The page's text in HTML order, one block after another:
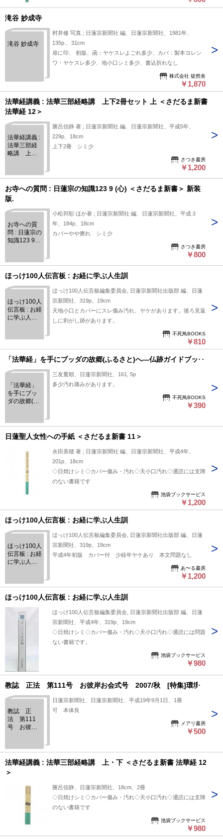
滝谷 妙成寺
滝谷 妙成寺
村井修 写真 ; 日蓮宗新聞社 編、日蓮宗新聞社、1981年、
135p.、31cm
扉に印、 初版、函：ヤケスレよごれ多少、カバ：製本ヨレシ
ワ・ヤケスレ多少、地小口シミ多少、書込折れなし
株式会社 徒然舎
￥1,870
法華経講義 : 法華三部経略講 上下2冊セット 上 ＜さだるま新書
法華経 12＞
法華経講義 :
法華三部経
略講 上下2
新書 法華経
12＞
勝呂信静 著 ; 日蓮宗新聞社 編、日蓮宗新聞社、平成5年、
229p、18cm
上下2冊 シミ少
さつき書房
￥1,200
お寺への質問 : 日蓮宗の知識123 9 (心) ＜さだるま新書＞ 新装
版.
お寺への質
問 : 日蓮宗の
知識123 9
新装版.
小松邦彰 ほか著 ; 日蓮宗新聞社 編、日蓮宗新聞社、平成３
年、184p、18cm
カバーやや擦れ シミ少
さつき書房
￥800
ほっけ100人伝言板 : お経に学ぶ人生訓
ほっけ100人
伝言板 : お経
に学ぶ人生
ほっけ100人伝言板編集委員会, 日蓮宗新聞社出版部 編、日蓮
宗新聞社、319p、19cm
天地小口とカバーにスレ傷み汚れ、ヤケがあります。後ろ見返
しに剥がし跡があります。
不死鳥BOOKS
￥810
「法華経」を手にブッダの故郷(ふるさと)へ―仏跡ガイドブック
「法華経」
を手にブッ
ダの故郷(ふ
ブック
三友量順、日蓮宗新聞社、161, 5p
多少汚れ痛みがあります。
不死鳥BOOKS
￥390
日蓮聖人女性への手紙 ＜さだるま新書 11＞
永田美穂 著 ; 日蓮宗新聞社 編、日蓮宗新聞社、平成4年、
201p、18cm
◇日焼けシミ◇カバー傷み・汚れ◇天小口汚れ◇通読には支障
のない書籍です
池袋ブックサービス
￥1,200
ほっけ100人伝言板 : お経に学ぶ人生訓
ほっけ100人
伝言板 : お経
に学ぶ人生
ほっけ100人伝言板編集委員会, 日蓮宗新聞社出版部 編、日蓮
宗新聞社、319p、19cm
平成4年初版 カバー付 少経年ヤケあり 本文問題なし
あ〜る書房
￥1,200
ほっけ100人伝言板 : お経に学ぶ人生訓
ほっけ100人伝言板編集委員会, 日蓮宗新聞社出版部 編、日蓮
宗新聞社、平成4年、319p、19cm
◇日焼けシミ◇カバー傷み・汚れ◇天小口汚れ◇通読には問題
ない書籍です。
池袋ブックサービス
￥980
教誌 正法 第111号 お彼岸お会式号 2007/秋 [特集]環境
教誌 正
法 第111
号 お彼岸
[特集]環境
日蓮宗新聞社、日蓮宗新聞社、平成19年9月1日、1冊
可 本体良
メアリ書房
￥500
法華経講義 : 法華三部経略講 上・下 ＜さだるま新書 法華経 12
＞
勝呂信静、日蓮宗新聞社、18cm、2冊
◇日焼けシミ◇カバー傷み・汚れ◇天小口汚れ◇通読には支障
のない書籍です
池袋ブックサービス
￥980